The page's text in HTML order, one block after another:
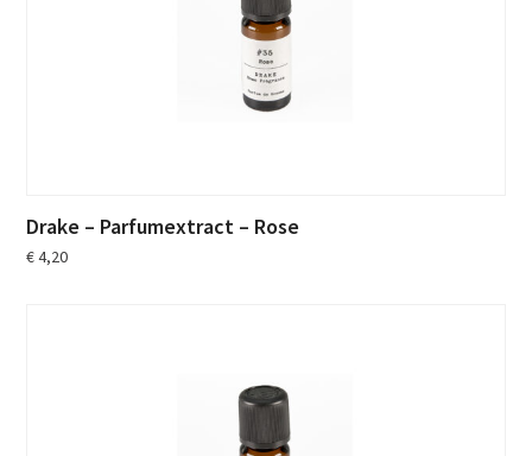
Drake – Parfumextract – Rose
€4,20